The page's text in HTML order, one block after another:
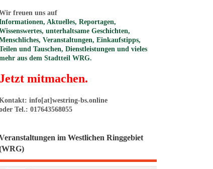
freuen uns auf
Aktuelles, Reportagen,
unterhaltsame Geschichten,
Veranstaltungen, Einkaufstipps,
und Tauschen, Dienstleistungen und vieles
aus dem Stadtteil WRG.
Jetzt mitmachen.
info[at]westring-bs.online
Tel.: 017643568055
im Westlichen Ringgebiet